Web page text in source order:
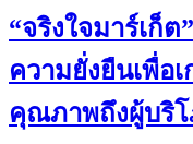
“จริงใจมาร์เก็
ความยั่งยืนเพื่อ
คุณภาพถึงผู้บริ